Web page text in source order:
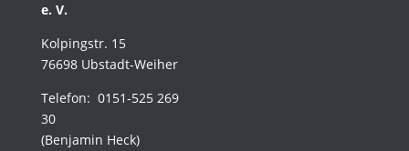
e. V.
Kolpingstr. 15
76698 Ubstadt-Weiher
Telefon: 0151-525 269
30
(Benjamin Heck)